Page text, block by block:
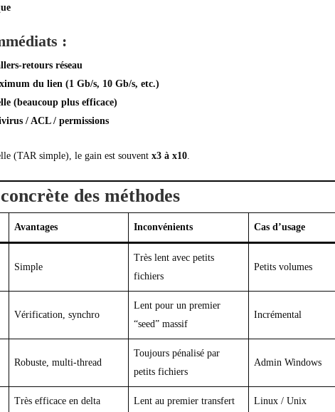
:
retours réseau
du lien (1 Gb/s, 10 Gb/s, etc.)
(beaucoup plus efficace)
/ ACL / permissions
(TAR simple), le gain est souventx3 à x10
des méthodes
Avantages Inconvénients Cas d’usage
Simple
Très lent avec petits
fichiers
Petits volumes
Vérification, synchro
Lent pour un premier
“seed” massif
Incrémental
Robuste, multi-thread
Toujours pénalisé par
petits fichiers
Admin Windows
Très efficace en delta Lent au premier transfert Linux / Unix